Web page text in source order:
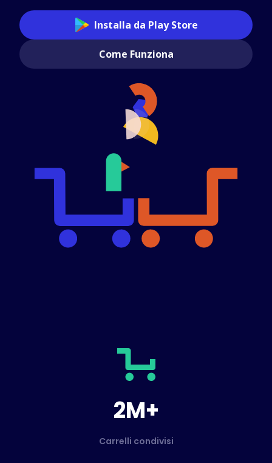
Installa da Play Store
Come Funziona
2M+
Carrelli condivisi